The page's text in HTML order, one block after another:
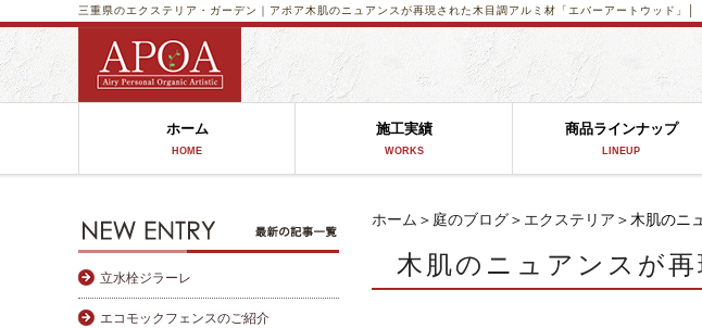
木肌のニュアンスが再現された木目調アルミ材「エバーアートウッド」│
三重県のエクステリア・ガーデン｜アポア
ホーム
HOME
施工実績
WORKS
商品ラインナップ
LINEUP
ホーム ＞ 庭のブログ＞ エクステリア ＞木肌のニ
木肌のニュアンスが
立水栓ジラーレ
エコモックフェンスのご紹介